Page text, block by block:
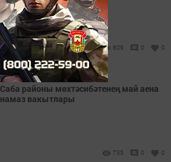
809 0 0
Саба районы мөхтәсибәтенең май аена
намаз вакытлары
735 0 0